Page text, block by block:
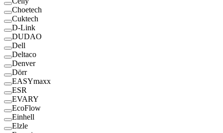
Choetech
Cuktech
D-Link
DUDAO
Dell
Deltaco
Denver
Dörr
EASYmaxx
ESR
EVARY
EcoFlow
Einhell
Elzle